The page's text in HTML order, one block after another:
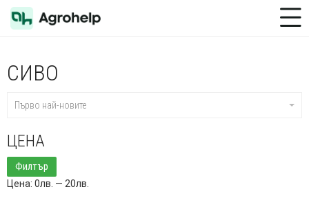
Toggle Menu
СИВО
Първо най-новите
ЦЕНА
Минимална
цена
Максимална
цена
Филтър
Цена: 0лв. — 20лв.